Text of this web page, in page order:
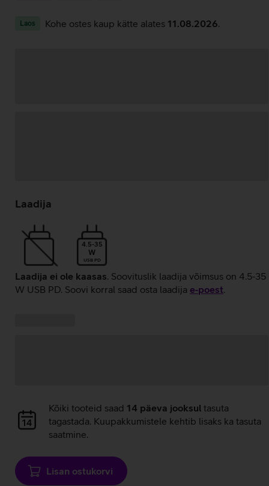
Laos Kohe ostes kaup kätte alates 11.08.2026
laadimine
Laadija
4.5-35
W
USB PD
Laadija ei ole kaasas. Soovituslik laadija võimsus on 4.5-35
W USB PD. Soovi korral saad osta laadija e‑poest.
Andmete
laadimine
Kõiki tooteid saad 14 päeva jooksul tasuta
tagastada. Kuupakkumistele kehtib lisaks ka tasuta
saatmine.
Lisan ostukorvi